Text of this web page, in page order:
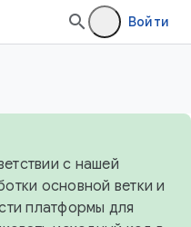
Войти
с нашей
основной ветки и
платформы для